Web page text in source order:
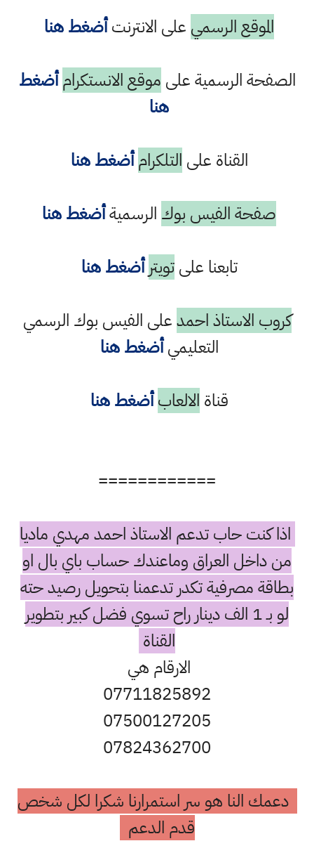
الموقع الرسمي على الانترنتأضغط هنا
الصفحة الرسمية على موقع الانستكرام أضغط
هنا
القناة على التلكرام أضغط هنا
صفحة الفيس بوك الرسميةأضغط هنا
تابعنا علىتويتر أضغط هنا
كروب الاستاذ احمدعلى الفيس بوك الرسمي
التعليميأضغط هنا
قناة الالعاب أضغط هنا
============
اذا كنت حاب تدعم الاستاذ احمد مهدي ماديا
من داخل العراق وماعندك حساب باي بال او
بطاقة مصرفية تكدر تدعمنا بتحويل رصيد حته
لو بـ 1 الف دينار راح تسوي فضل كبير بتطوير
القناة
الارقام هي
07711825892
07500127205
07824362700
دعمك النا هو سر استمرارنا شكرا لكل شخص
قدم الدعم